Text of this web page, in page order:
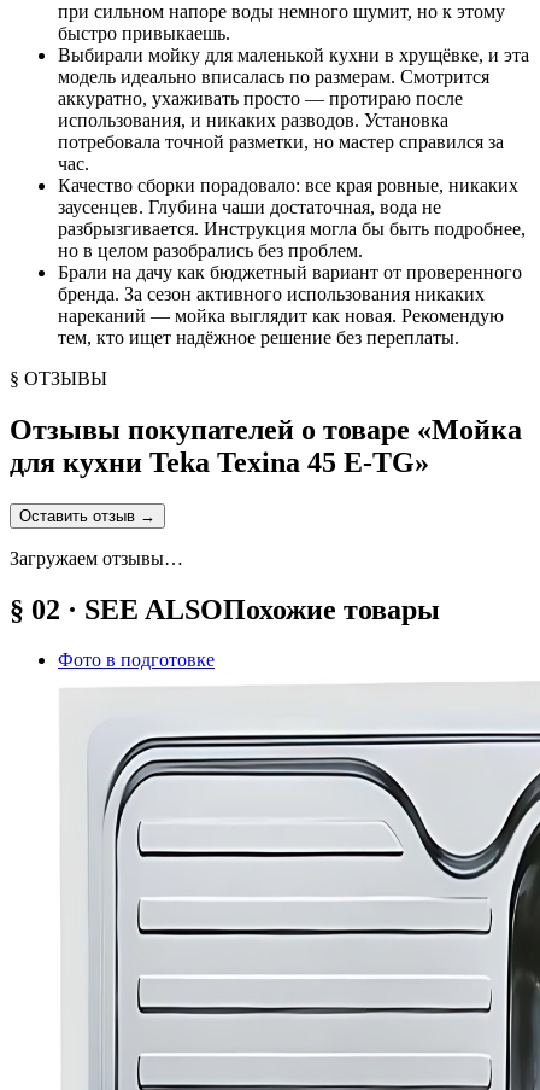
при сильном напоре воды немного шумит, но к этому
быстро привыкаешь.
Выбирали мойку для маленькой кухни в хрущёвке, и эта
модель идеально вписалась по размерам. Смотрится
аккуратно, ухаживать просто — протираю после
использования, и никаких разводов. Установка
потребовала точной разметки, но мастер справился за
час.
Качество сборки порадовало: все края ровные, никаких
заусенцев. Глубина чаши достаточная, вода не
разбрызгивается. Инструкция могла бы быть подробнее,
но в целом разобрались без проблем.
Брали на дачу как бюджетный вариант от проверенного
бренда. За сезон активного использования никаких
нареканий — мойка выглядит как новая. Рекомендую
тем, кто ищет надёжное решение без переплаты.
§ ОТЗЫВЫ
Отзывы покупателей о товаре «Мойка
для кухни Teka Texina 45 E-TG»
Оставить отзыв →
Загружаем отзывы…
§ 02 · SEE ALSOПохожие товары
Фото в подготовке